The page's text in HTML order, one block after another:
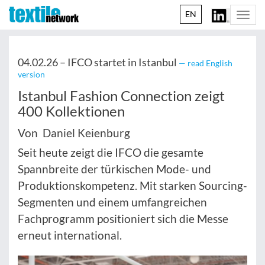
EN
04.02.26 – IFCO startet in Istanbul — read English
version
Istanbul Fashion Connection zeigt
400 Kollektionen
Von Daniel Keienburg
Seit heute zeigt die IFCO die gesamte
Spannbreite der türkischen Mode- und
Produktionskompetenz. Mit starken Sourcing-
Segmenten und einem umfangreichen
Fachprogramm positioniert sich die Messe
erneut international.